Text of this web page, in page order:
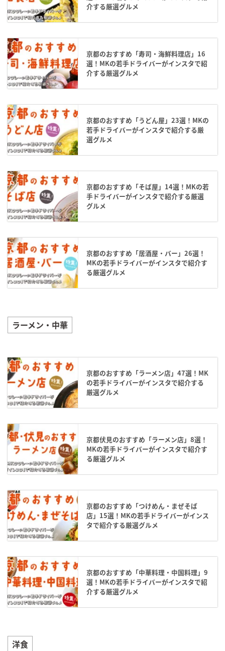
介する厳選グルメ
京都のおすすめ「寿司・海鮮料理店」16
選！MKの若手ドライバーがインスタで紹
介する厳選グルメ
京都のおすすめ「うどん屋」23選！MKの
若手ドライバーがインスタで紹介する厳
選グルメ
京都のおすすめ「そば屋」14選！MKの若
手ドライバーがインスタで紹介する厳選
グルメ
京都のおすすめ「居酒屋・バー」26選！
MKの若手ドライバーがインスタで紹介す
る厳選グルメ
ラーメン・中華
京都のおすすめ「ラーメン店」47選！MK
の若手ドライバーがインスタで紹介する
厳選グルメ
京都伏見のおすすめ「ラーメン店」8選！
MKの若手ドライバーがインスタで紹介す
る厳選グルメ
京都のおすすめ「つけめん・まぜそば
店」15選！MKの若手ドライバーがインス
タで紹介する厳選グルメ
京都のおすすめ「中華料理・中国料理」9
選！MKの若手ドライバーがインスタで紹
介する厳選グルメ
洋食